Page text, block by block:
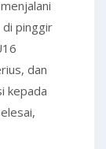
di pinggir
dan
kepada